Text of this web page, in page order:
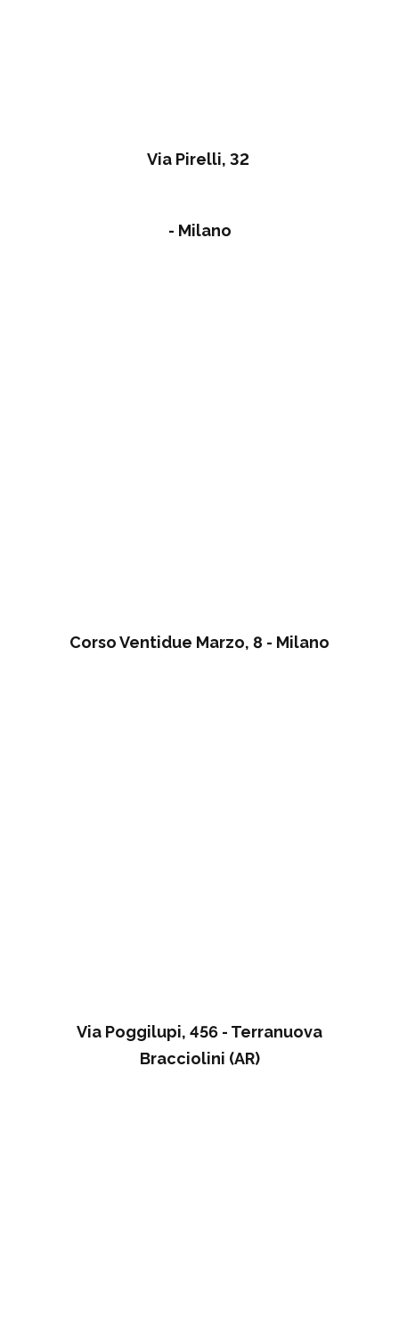
Via Pirelli, 32
- Milano
Corso Ventidue Marzo, 8 - Milano
Via Poggilupi, 456 - Terranuova
Bracciolini (AR)